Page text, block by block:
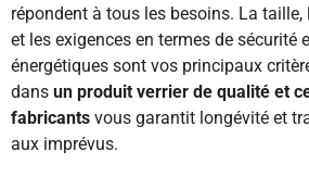
répondent à tous les besoins. La taille,
et les exigences en termes de sécurité
énergétiques sont vos principaux
dans un produit verrier de qualité et
fabricants vous garantit longévité et
aux imprévus.